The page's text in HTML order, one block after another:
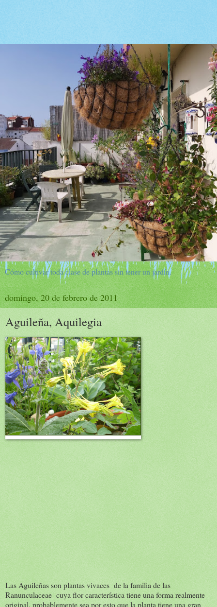
Cómo cultivar toda clase de plantas sin tener un jardín.
domingo, 20 de febrero de 2011
Aguileña, Aquilegia
Las Aguileñas son plantas vivaces de la familia de las
Ranunculaceae cuya flor característica tiene una forma realmente
original, probablemente sea por esto que la planta tiene una gran